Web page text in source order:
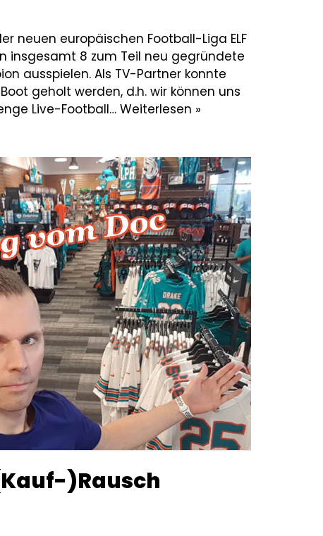
neuen europäischen Football-Liga ELF
insgesamt 8 zum Teil neu gegründete
ausspielen. Als TV-Partner konnte
geholt werden, d.h. wir können uns
Live-Football… Weiterlesen »
)Rausch